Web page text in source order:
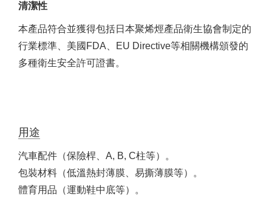
清潔性
本產品符合並獲得包括日本聚烯烴產品衛生協會制定的
行業標準、美國FDA、EU Directive等相關機構頒發的
多種衛生安全許可證書。
用途
汽車配件（保險桿、A, B, C柱等）。
包裝材料（低溫熱封薄膜、易撕薄膜等）。
體育用品（運動鞋中底等）。